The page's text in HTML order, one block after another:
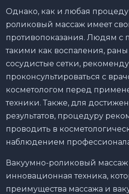
Однако, как и любая
роликовый массаж имеет
противопоказания. Людям с
такими как воспаления,
сосудистые сетки,
проконсультироваться с
косметологом перед
техники. Также, для
результатов, процедуру
проводить в
наблюдением
Вакуумно-роликовый массаж
инновационная техника,
преимущества массажа и